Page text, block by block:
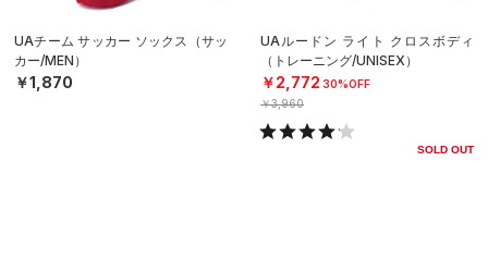
UAチーム サッカー ソックス（サッ
カー/MEN）
￥1,870
UAルードン ライト クロスボディ
（トレーニング/UNISEX）
￥2,772 30%OFF
￥3,960
SOLD OUT